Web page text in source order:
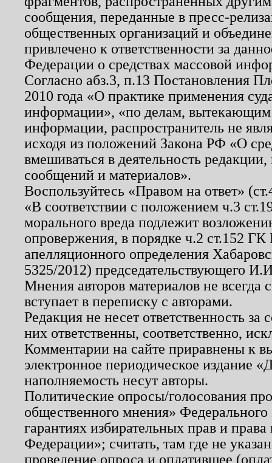
сообщения, переданные в пресс-
общественных организаций и
привлечено к ответственности за
Федерации о средствах массовой
Согласно абз.3, п.13 Постановления
2010 года «О практике применения
информации», «по делам, вытекающим
информации, распространитель не
исходя из положений Закона РФ «О
вмешиваться в деятельность
сообщений и материалов».
Воспользуйтесь «Правом на ответ»
«В соответствии с положением ч.3
морального вреда подлежит
опровержения, в порядке ч.2 ст.152
апелляционного определения
5325/2012) председательствующего
Мнения авторов материалов не
вступает в переписку с авторами.
Редакция не несет ответственность
них ответственны, соответственно,
Комментарии на сайте приравнены к
электронное периодическое издание
наполняемость несут авторы.
Политические опросы/голосования
общественного мнения»
гарантиях избирательных прав и
Федерации»; считать, там где не
проведение опроса и оплатившее